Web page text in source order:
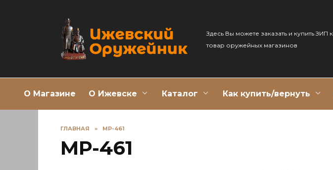
Здесь Вы можете заказать и купить
товар оружейных магазинов
О Магазине О Ижевске Каталог Как купить/вернуть
ГЛАВНАЯ » МР-461
МР-461